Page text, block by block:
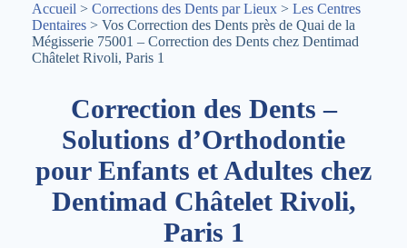
Accueil > Corrections des Dents par Lieux > Les Centres
Dentaires > Vos Correction des Dents près de Quai de la
Mégisserie 75001 – Correction des Dents chez Dentimad
Châtelet Rivoli, Paris 1
Correction des Dents –
Solutions d’Orthodontie
pour Enfants et Adultes chez
Dentimad Châtelet Rivoli,
Paris 1